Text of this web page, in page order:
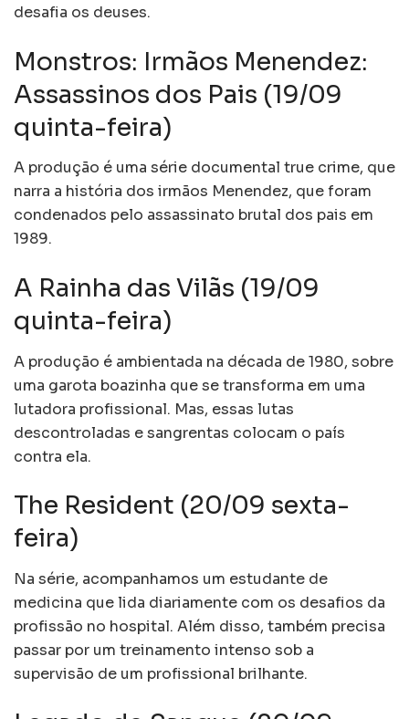
desafia os deuses.
Monstros: Irmãos Menendez:
Assassinos dos Pais (19/09
quinta-feira)
A produção é uma série documental true crime, que
narra a história dos irmãos Menendez, que foram
condenados pelo assassinato brutal dos pais em
1989.
A Rainha das Vilãs (19/09
quinta-feira)
A produção é ambientada na década de 1980, sobre
uma garota boazinha que se transforma em uma
lutadora profissional. Mas, essas lutas
descontroladas e sangrentas colocam o país
contra ela.
The Resident (20/09 sexta-
feira)
Na série, acompanhamos um estudante de
medicina que lida diariamente com os desafios da
profissão no hospital. Além disso, também precisa
passar por um treinamento intenso sob a
supervisão de um profissional brilhante.